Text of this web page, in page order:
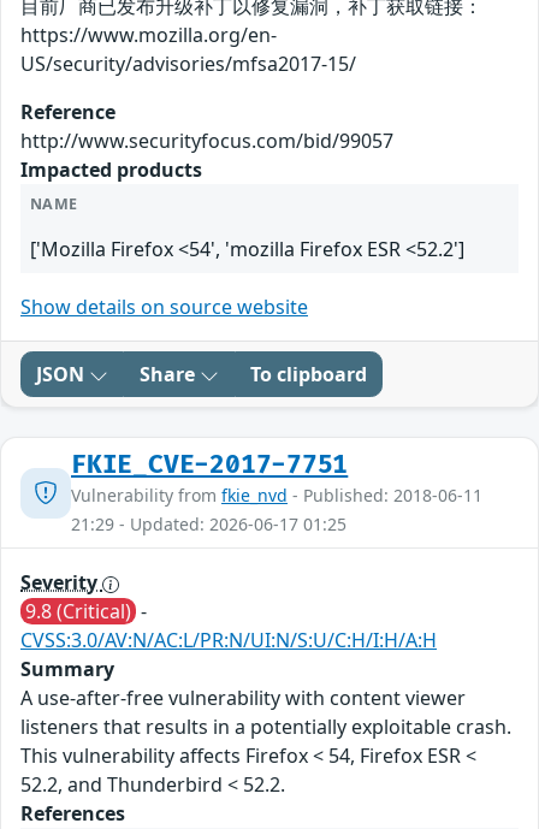
目前厂商已发布升级补丁以修复漏洞，补丁获取链接：
https://www.mozilla.org/en-
US/security/advisories/mfsa2017-15/
Reference
http://www.securityfocus.com/bid/99057
Impacted products
NAME
['Mozilla Firefox <54', 'mozilla Firefox ESR <52.2']
Show details on source website
JSON Share To clipboard
FKIE_CVE-2017-7751
Vulnerability from fkie_nvd - Published: 2018-06-11
21:29 - Updated: 2026-06-17 01:25
Severity
9.8 (Critical) -
CVSS:3.0/AV:N/AC:L/PR:N/UI:N/S:U/C:H/I:H/A:H
Summary
A use-after-free vulnerability with content viewer
listeners that results in a potentially exploitable crash.
This vulnerability affects Firefox < 54, Firefox ESR <
52.2, and Thunderbird < 52.2.
References